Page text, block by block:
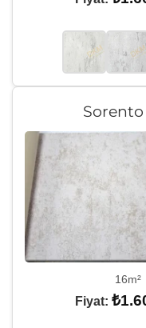
Sorento
16m²
Fiyat: ₺